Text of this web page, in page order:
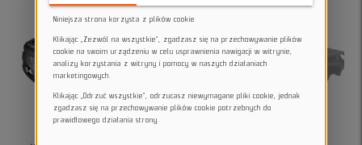
Niniejsza strona korzysta z plików cookie
Klikając „Zezwól na wszystkie”, zgadzasz się na przechowywanie plików
cookie na swoim urządzeniu w celu usprawnienia nawigacji w witrynie,
analizy korzystania z witryny i pomocy w naszych działaniach
marketingowych.
Klikając „Odrzuć wszystkie”, odrzucasz niewymagane pliki cookie, jednak
zgadzasz się na przechowywanie plików cookie potrzebnych do
prawidłowego działania strony.